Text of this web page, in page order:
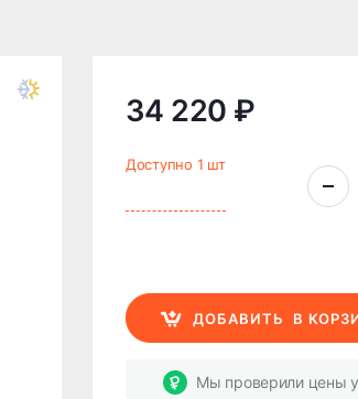
Перешиповка зимней резины
34 220 ₽
Доступно 1 шт
ДОБАВИТЬ В
Мы проверили цены